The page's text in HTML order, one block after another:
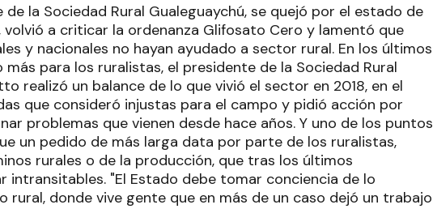
la Sociedad Rural Gualeguaychú, se quejó por el estado de
a criticar la ordenanza Glifosato Cero y lamentó que
y nacionales no hayan ayudado a sector rural. En los últimos
más para los ruralistas, el presidente de la Sociedad Rural
realizó un balance de lo que vivió el sector en 2018, en el
que consideró injustas para el campo y pidió acción por
problemas que vienen desde hace años. Y uno de los puntos
un pedido de más larga data por parte de los ruralistas,
rurales o de la producción, que tras los últimos
intransitables. "El Estado debe tomar conciencia de lo
rural, donde vive gente que en más de un caso dejó un trabajo